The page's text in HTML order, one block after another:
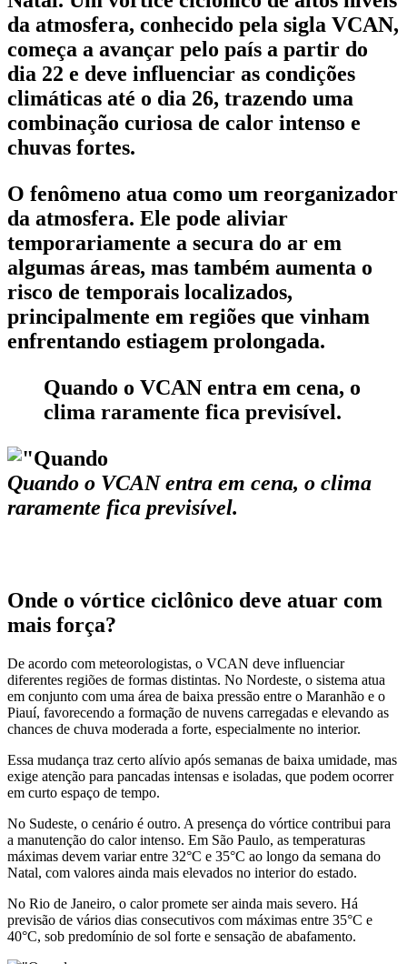
da atmosfera, conhecido pela sigla VCAN,
começa a avançar pelo país a partir do
dia 22 e deve influenciar as condições
climáticas até o dia 26, trazendo uma
combinação curiosa de calor intenso e
chuvas fortes.
O fenômeno atua como um reorganizador
da atmosfera. Ele pode aliviar
temporariamente a secura do ar em
algumas áreas, mas também aumenta o
risco de temporais localizados,
principalmente em regiões que vinham
enfrentando estiagem prolongada.
Quando o VCAN entra em cena, o
clima raramente fica previsível.
Quando o VCAN entra em cena, o clima
raramente fica previsível.
Onde o vórtice ciclônico deve atuar com
mais força?
De acordo com meteorologistas, o VCAN deve influenciar
diferentes regiões de formas distintas. No Nordeste, o sistema atua
em conjunto com uma área de baixa pressão entre o Maranhão e o
Piauí, favorecendo a formação de nuvens carregadas e elevando as
chances de chuva moderada a forte, especialmente no interior.
Essa mudança traz certo alívio após semanas de baixa umidade, mas
exige atenção para pancadas intensas e isoladas, que podem ocorrer
em curto espaço de tempo.
No Sudeste, o cenário é outro. A presença do vórtice contribui para
a manutenção do calor intenso. Em São Paulo, as temperaturas
máximas devem variar entre 32°C e 35°C ao longo da semana do
Natal, com valores ainda mais elevados no interior do estado.
No Rio de Janeiro, o calor promete ser ainda mais severo. Há
previsão de vários dias consecutivos com máximas entre 35°C e
40°C, sob predomínio de sol forte e sensação de abafamento.